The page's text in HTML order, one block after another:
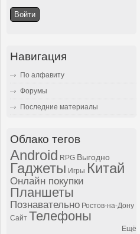
Навигация
По алфавиту
Форумы
Последние материалы
Облако тегов
Android RPG Выгодно
Гаджеты Игры Китай
Онлайн покупки
Планшеты
Познавательно Ростов-на-Дону
Сайт Телефоны
Ещё